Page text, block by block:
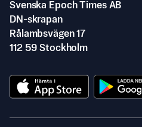
Svenska Epoch Times AB
DN-skrapan
Rålambsvägen 17
112 59 Stockholm